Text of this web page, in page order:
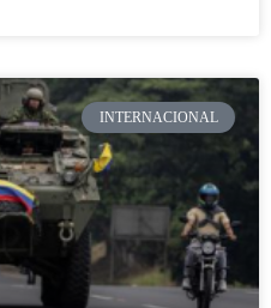
INTERNACIONAL